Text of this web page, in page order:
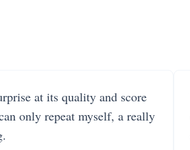
at its quality and score
only repeat myself, a really